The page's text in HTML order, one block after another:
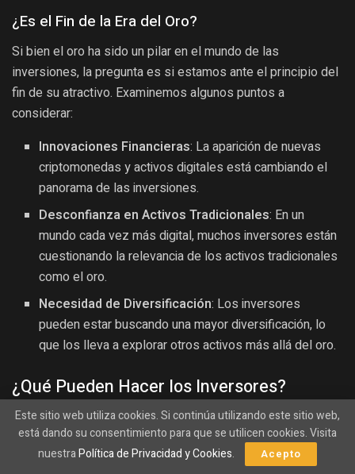
¿Es el Fin de la Era del Oro?
Si bien el oro ha sido un pilar en el mundo de las
inversiones, la pregunta es si estamos ante el principio del
fin de su atractivo. Examinemos algunos puntos a
considerar:
Innovaciones Financieras: La aparición de nuevas
criptomonedas y activos digitales está cambiando el
panorama de las inversiones.
Desconfianza en Activos Tradicionales: En un
mundo cada vez más digital, muchos inversores están
cuestionando la relevancia de los activos tradicionales
como el oro.
Necesidad de Diversificación: Los inversores
pueden estar buscando una mayor diversificación, lo
que los lleva a explorar otros activos más allá del oro.
¿Qué Pueden Hacer los Inversores?
Ante esta situación incierta, los inversores deben tomar
decisiones informadas. Aquí hay algunos consejos sobre
cómo navegar por este entorno cambiante:
Este sitio web utiliza cookies. Si continúa utilizando este sitio web,
está dando su consentimiento para que se utilicen cookies. Visita
nuestraPolítica de Privacidad y Cookies. Acepto